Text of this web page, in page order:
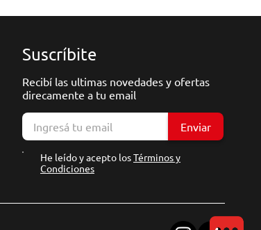
Suscríbite
Recibí las ultimas novedades y ofertas
direcamente a tu email
Enviar
He leído y acepto losTérminos y
Condiciones